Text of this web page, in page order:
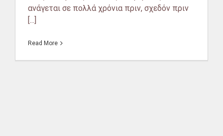
ανάγεται σε πολλά χρόνια πριν, σχεδόν πριν
[...]
Read More